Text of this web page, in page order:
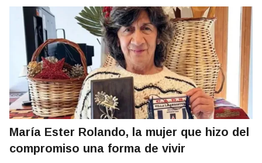
María Ester Rolando, la mujer que hizo del
compromiso una forma de vivir